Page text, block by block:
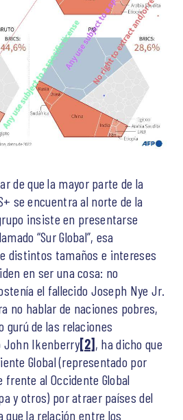
de que la mayor parte de la
se encuentra al norte de la
insiste en presentarse
“Sur Global”, esa
distintos tamaños e intereses
en ser una cosa: no
el fallecido Joseph Nye Jr.
no hablar de naciones pobres,
gurú de las relaciones
John Ikenberry[2] , ha dicho que
Global (representado por
frente al Occidente Global
y otros) por atraer países del
que la relación entre los